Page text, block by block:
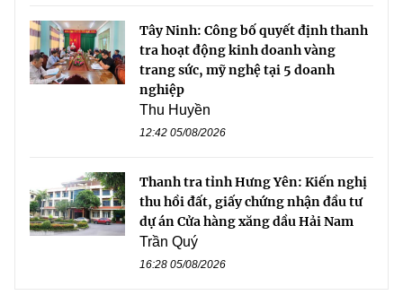
Tây Ninh: Công bố quyết định thanh
tra hoạt động kinh doanh vàng
trang sức, mỹ nghệ tại 5 doanh
nghiệp
Thu Huyền
12:42 05/08/2026
Thanh tra tỉnh Hưng Yên: Kiến nghị
thu hồi đất, giấy chứng nhận đầu tư
dự án Cửa hàng xăng dầu Hải Nam
Trần Quý
16:28 05/08/2026